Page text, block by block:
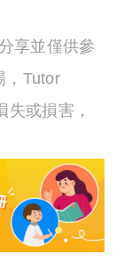
享並僅供參
，Tutor
或損害，